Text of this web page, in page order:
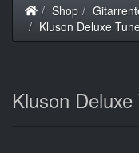
Startseite
Shop
Kluson Deluxe
Kluson